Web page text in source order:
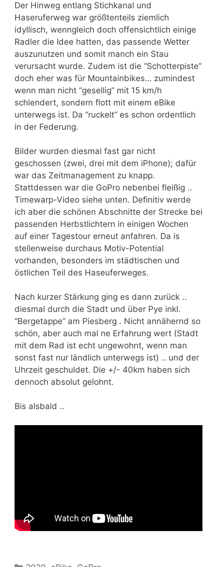
Der Hinweg entlang Stichkanal und
Haseruferweg war größtenteils ziemlich
idyllisch, wenngleich doch offensichtlich einige
Radler die Idee hatten, das passende Wetter
auszunutzen und somit manch ein Stau
verursacht wurde. Zudem ist die “Schotterpiste”
doch eher was für Mountainbikes… zumindest
wenn man nicht “gesellig” mit 15 km/h
schlendert, sondern flott mit einem eBike
unterwegs ist. Da “ruckelt” es schon ordentlich
in der Federung.
Bilder wurden diesmal fast gar nicht
geschossen (zwei, drei mit dem iPhone); dafür
war das Zeitmanagement zu knapp.
Stattdessen war die GoPro nebenbei fleißig ..
Timewarp-Video siehe unten. Definitiv werde
ich aber die schönen Abschnitte der Strecke bei
passenden Herbstlichtern in einigen Wochen
auf einer Tagestour erneut anfahren. Da is
stellenweise durchaus Motiv-Potential
vorhanden, besonders im städtischen und
östlichen Teil des Haseuferweges.
Nach kurzer Stärkung ging es dann zurück ..
diesmal durch die Stadt und über Pye inkl.
“Bergetappe” am Piesberg . Nicht annähernd so
schön, aber auch mal ne Erfahrung wert (Stadt
mit dem Rad ist echt ungewohnt, wenn man
sonst fast nur ländlich unterwegs ist) .. und der
Uhrzeit geschuldet. Die +/- 40km haben sich
dennoch absolut gelohnt.
Bis alsbald ..